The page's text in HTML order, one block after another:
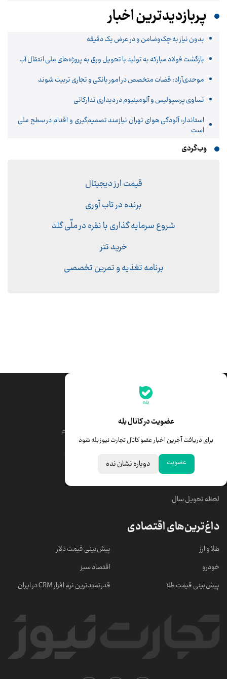
پربازدیدترین اخبار
بدون نیاز به چک‌وضامن و در عرض یک دقیقه
بازگشت فولاد مبارکه به تولید با تحویل ورق به پروژه‌های ملی انتقال آب
موحدی‌آزاد: قضات متخصص در امور بانکی و تجاری تربیت شوند
تساوی پرسپولیس و آلومینیوم در دیداری تدارکاتی
استاندار: آلودگی هوای تهران نیازمند تصمیم‌گیری و اقدام در سطح ملی
است
وب‌گردی
قیمت ارز دیجیتال
برنده در تاب آوری
شروع سرمایه گذاری با نقره در ملّی گلد
خرید تتر
برنامه تغذیه و تمرین تخصصی
عضویت در کانال بله
برای دریافت آخرین اخبار عضو کانال تجارت نیوز بله شود
عضویت دوباره نشان نده
جدیدترین قیمت‌ها
قیمت درهم امارات
خبرهای مهم
لحظه تحویل سال
داغ‌ترین‌های اقتصادی
طلا و ارز
خودرو
پیش‌بینی قیمت طلا
پیش‌بینی قیمت دلار
اقتصاد سبز
قدرتمندترین نرم‌ افزار CRM در ایران